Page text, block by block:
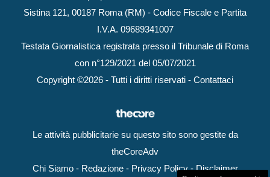
Sistina 121, 00187 Roma (RM) - Codice Fiscale e Partita
I.V.A. 09689341007
Testata Giornalistica registrata presso il Tribunale di Roma
con n°129/2021 del 05/07/2021
Copyright ©2026 - Tutti i diritti riservati - Contattaci
Le attività pubblicitarie su questo sito sono gestite da
theCoreAdv
Chi Siamo- Redazione- Privacy Policy-Disclaimer